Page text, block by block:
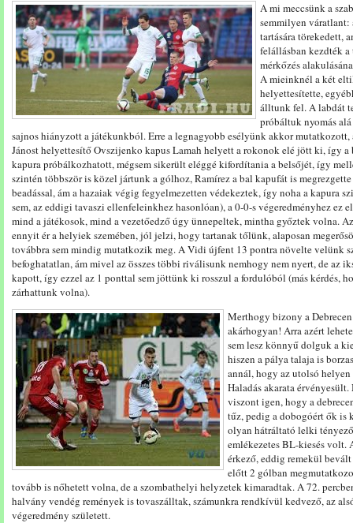
A mi meccsünk a
semmilyen váratlant:
tartására törekedett,
felállásban kezdték
mérkőzés
A mieinknél a két
helyettesítette,
álltunk fel. A labdát
próbáltuk nyomás
sajnos hiányzott a játékunkból. Erre a legnagyobb esélyünk akkor
Jánost helyettesítő Ovszijenko kapus Lamah helyett a rokonok elé jött ki, így a
kapura próbálkozhatott, mégsem sikerült eléggé kifordítania a belsőjét, így
szintén többször is közel jártunk a gólhoz, Ramírez a bal kapufát is
beadással, ám a hazaiak végig fegyelmezetten védekeztek, így noha a kapura
sem, az eddigi tavaszi ellenfeleinkhez hasonlóan), a 0-0-s végeredményhez
mind a játékosok, mind a vezetőedző úgy ünnepeltek, mintha győztek volna.
ennyit ér a helyiek szemében, jól jelzi, hogy tartanak tőlünk, alaposan
továbbra sem mindig mutatkozik meg. A Vidi újfent 13 pontra növelte velünk
befoghatatlan, ám mivel az összes többi riválisunk nemhogy nem nyert, de az
kapott, így ezzel az 1 ponttal sem jöttünk ki rosszul a fordulóból (más kérdés,
zárhattunk volna).
Merthogy bizony a
akárhogyan! Arra azért
sem lesz könnyű dolguk a
hiszen a pálya talaja is
annál, hogy az utolsó
Haladás akarata
viszont igen, hogy a
tűz, pedig a dobogóért ők is
olyan hátráltató lelki
emlékezetes BL-kiesés volt.
érkező, eddig remekül
előtt 2 gólban
tovább is nőhetett volna, de a szombathelyi helyzetek kimaradtak. A 72.
halvány vendég remények is tovaszálltak, számunkra rendkívül kedvező, az
végeredmény született.